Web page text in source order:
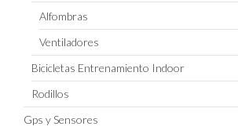
Alfombras
Ventiladores
Bicicletas Entrenamiento Indoor
Rodillos
Gps y Sensores